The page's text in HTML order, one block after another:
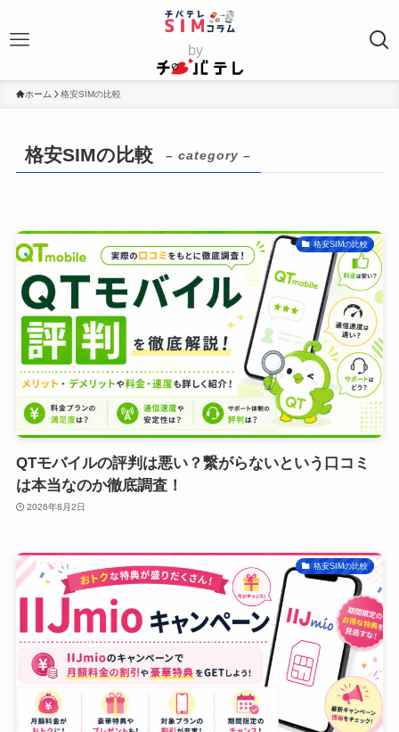
by
ホーム 格安SIMの比較
格安SIMの比較 – category –
格安SIMの比較
QTモバイルの評判は悪い？繋がらないという口コミ
は本当なのか徹底調査！
2026年8月2日
格安SIMの比較